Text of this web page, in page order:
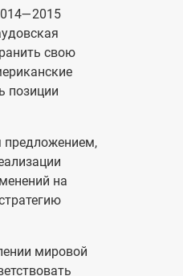
свою
позиции
предложением,
на
мировой